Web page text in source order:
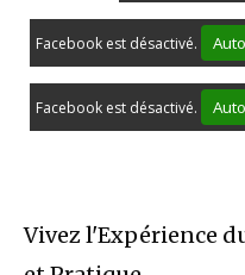
Facebook est désactivé.
Facebook est désactivé.
Vivez l'Expérience